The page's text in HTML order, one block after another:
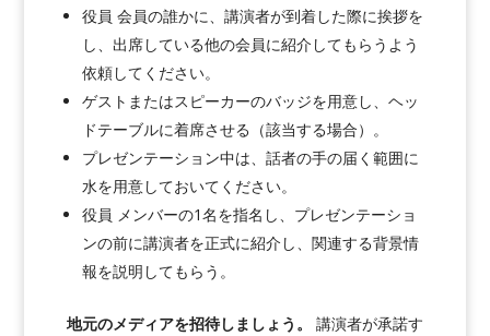
役員 会員の誰かに、講演者が到着した際に挨拶を
し、出席している他の会員に紹介してもらうよう
依頼してください。
ゲストまたはスピーカーのバッジを用意し、ヘッ
ドテーブルに着席させる（該当する場合）。
プレゼンテーション中は、話者の手の届く範囲に
水を用意しておいてください。
役員 メンバーの1名を指名し、プレゼンテーショ
ンの前に講演者を正式に紹介し、関連する背景情
報を説明してもらう。
地元のメディアを招待しましょう。 講演者が承諾す